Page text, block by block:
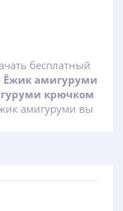
бесплатный
Ёжик амигуруми
крючком
амигуруми вы